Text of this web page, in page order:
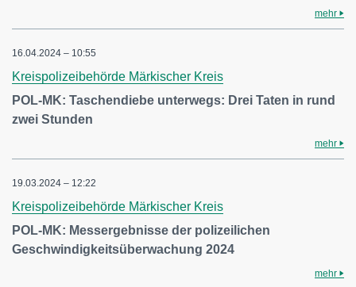
mehr
16.04.2024 – 10:55
Kreispolizeibehörde Märkischer Kreis
POL-MK: Taschendiebe unterwegs: Drei Taten in rund
zwei Stunden
mehr
19.03.2024 – 12:22
Kreispolizeibehörde Märkischer Kreis
POL-MK: Messergebnisse der polizeilichen
Geschwindigkeitsüberwachung 2024
mehr